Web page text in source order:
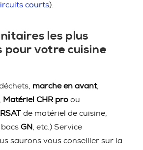
courts).
les plus
pour votre cuisine
marche en avant,
Matériel CHR pro ou
de matériel de cuisine,
GN
, etc.) Service
saurons vous conseiller sur la